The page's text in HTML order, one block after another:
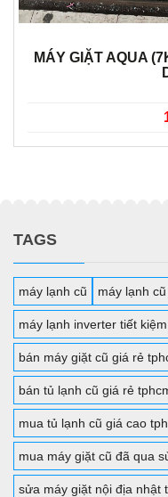
MÁY GIẶT AQUA
TAGS
máy lạnh cũ máy lạnh
máy lạnh inverter tiết
bán máy giặt cũ giá rẻ
bán tủ lạnh cũ giá rẻ
mua tủ lạnh cũ giá cao
mua máy giặt cũ đã qua
sửa máy giặt nội địa nhật